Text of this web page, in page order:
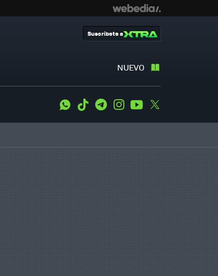
NUEVO
Suscríbete a
WhatsApp
Tiktok TelegramInstagramYoutube